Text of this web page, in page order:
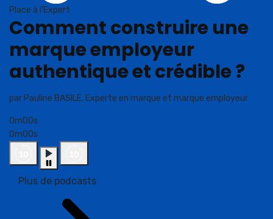
Place à l'Expert
Comment construire une
marque employeur
authentique et crédible ?
par Pauline BASILE, Experte en marque et marque employeur
0m00s
0m00s
Plus de podcasts